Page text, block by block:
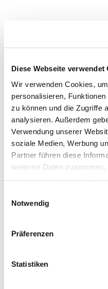
Diese Webseite verwendet
Wir verwenden Cookies,
personalisieren,
zu können und die Zugriffe
analysieren. Außerdem
Verwendung unserer
soziale Medien, Werbung
Partner führen diese
weiteren Daten
Notwendig
Präferenzen
Statistiken
Dies